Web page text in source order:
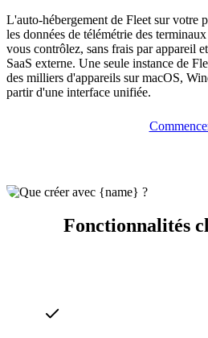
L'auto-hébergement de Fleet sur votre
les données de télémétrie des
vous contrôlez, sans frais par appareil
SaaS externe. Une seule instance de
des milliers d'appareils sur macOS,
partir d'une interface unifiée.
Fonctionnalités